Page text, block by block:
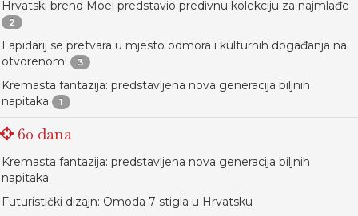
Hrvatski brend Moel predstavio predivnu kolekciju za najmlađe
2
Lapidarij se pretvara u mjesto odmora i kulturnih događanja na
otvorenom!
3
Kremasta fantazija: predstavljena nova generacija biljnih
napitaka
1
60 dana
Kremasta fantazija: predstavljena nova generacija biljnih
napitaka
Futuristički dizajn: Omoda 7 stigla u Hrvatsku